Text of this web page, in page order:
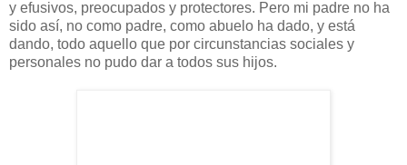
y efusivos, preocupados y protectores. Pero mi padre no ha
sido así, no como padre, como abuelo ha dado, y está
dando, todo aquello que por circunstancias sociales y
personales no pudo dar a todos sus hijos.